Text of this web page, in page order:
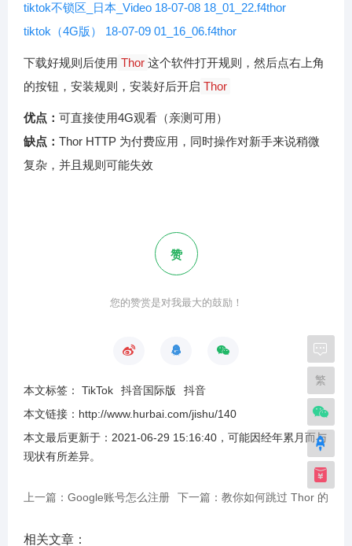
tiktok不锁区_日本_Video 18-07-08 18_01_22.f4thor
tiktok（4G版） 18-07-09 01_16_06.f4thor
下载好规则后使用 Thor 这个软件打开规则，然后点右上角
的按钮，安装规则，安装好后开启 Thor
优点： 可直接使用4G观看（亲测可用）
缺点： Thor HTTP 为付费应用，同时操作对新手来说稍微
复杂，并且规则可能失效
赞
您的赞赏是对我最大的鼓励！
本文标签： TikTok 抖音国际版
抖音
本文链接： http://www.hurbai.com/jishu/140
本文最后更新于： 2021-06-29 15:16:40 ，可能因经年累月而与
现状有所差异。
上一篇：Google账号怎么注册 下一篇：教你如何跳过 Thor 的
相关文章：
繁